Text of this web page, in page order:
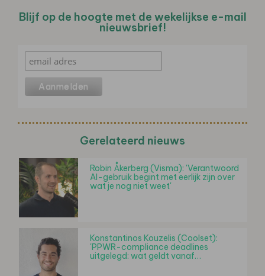
Blijf op de hoogte met de wekelijkse e-mail
nieuwsbrief!
Gerelateerd nieuws
Robin Åkerberg (Visma): 'Verantwoord
AI-gebruik begint met eerlijk zijn over
wat je nog niet weet'
Konstantinos Kouzelis (Coolset):
'PPWR-compliance deadlines
uitgelegd: wat geldt vanaf…